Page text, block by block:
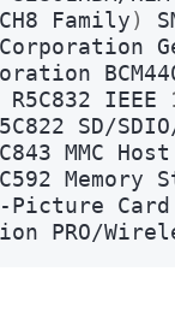
Family)
Corporation
R5C832 IEEE
SD/
MMC Host
Memory
Picture Card
PRO/